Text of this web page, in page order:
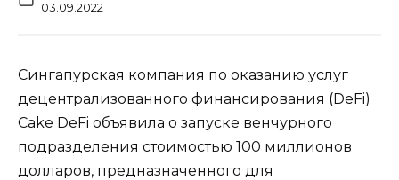
03.09.2022
Сингапурская компания по оказанию услуг
децентрализованного финансирования (DeFi)
Cake DeFi объявила о запуске венчурного
подразделения стоимостью 100 миллионов
долларов, предназначенного для